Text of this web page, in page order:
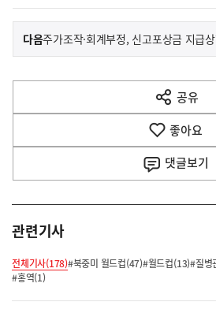
이
전
다
음
다음기
사
주가조작·회계부정, 신고포상금 지급
공유
열
기
좋아요
댓글보기
관련기사
전체기사(178)#북중미 월드컵(47)#월드컵(13)#질병
#홍역(1)